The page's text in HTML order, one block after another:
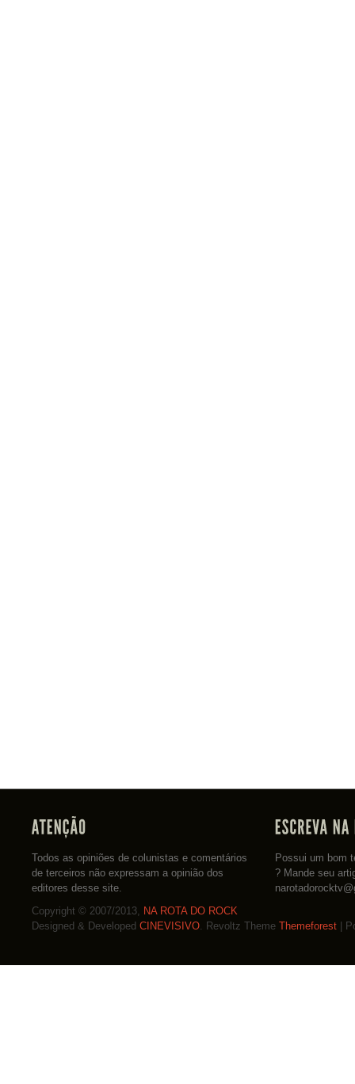
Todos as opiniões de colunistas e comentários
de terceiros não expressam a opinião dos
editores desse site.
Possui um bom
? Mande seu
Copyright © 2007/2013, NA ROTA DO ROCK
Designed & Developed CINEVISIVO. Revoltz Theme Themeforest |